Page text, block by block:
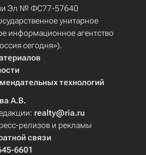
Эл № ФС77-57640
унитарное
информационное агентство
сегодня»).
технологий
А.В.
realty@ria.ru
релизов и рекламы
связи
6601